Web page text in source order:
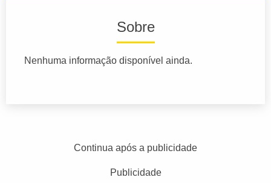
Sobre
Nenhuma informação disponível ainda.
Continua após a publicidade
Publicidade